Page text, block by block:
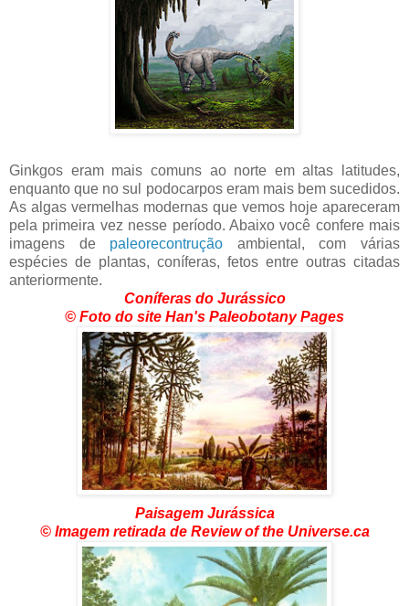
Ginkgos eram mais comuns ao norte em altas latitudes,
enquanto que no sul podocarpos eram mais bem sucedidos.
As algas vermelhas modernas que vemos hoje apareceram
pela primeira vez nesse período. Abaixo você confere mais
imagens de paleorecontrução ambiental, com várias
espécies de plantas, coníferas, fetos entre outras citadas
anteriormente.
Coníferas do Jurássico
© Foto do site Han's Paleobotany Pages
Paisagem Jurássica
© Imagem retirada de Review of the Universe.ca